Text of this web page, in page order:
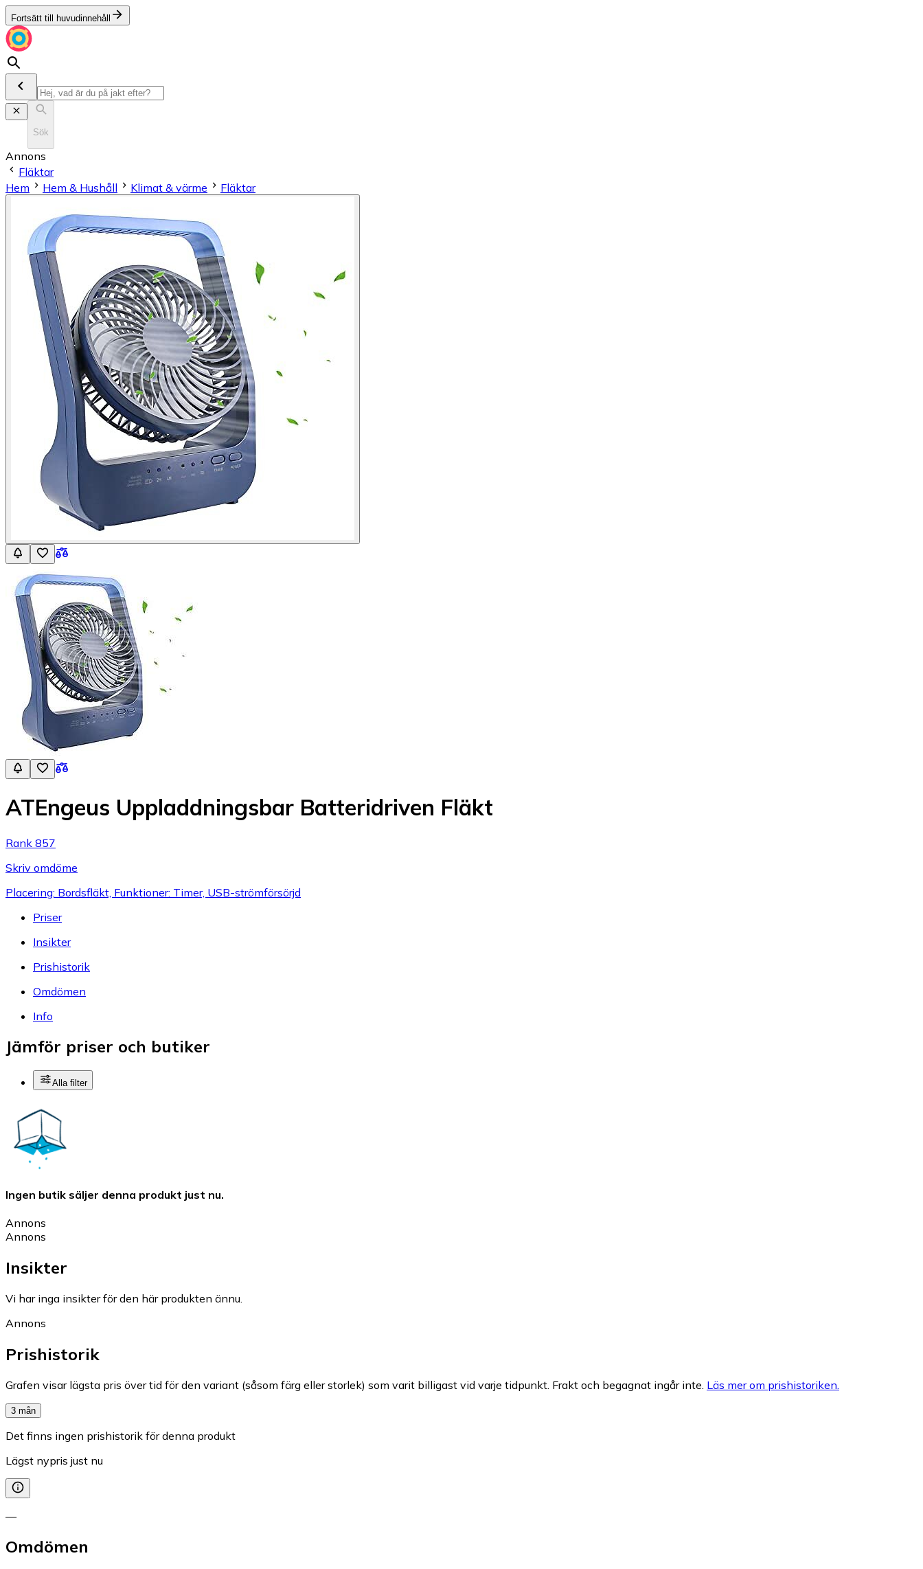
Fortsätt till huvudinnehåll
Sök
Annons
Fläktar
Hem
Hem & Hushåll Klimat & värme Fläktar
ATEngeus Uppladdningsbar Batteridriven Fläkt
Rank 857
Skriv omdöme
Placering: Bordsfläkt, Funktioner: Timer, USB-strömförsörjd
Priser
Insikter
Prishistorik
Omdömen
Info
Jämför priser och butiker
Alla filter
Ingen butik säljer denna produkt just nu.
Annons
Annons
Insikter
Vi har inga insikter för den här produkten ännu.
Annons
Prishistorik
Grafen visar lägsta pris över tid för den variant (såsom färg eller storlek) som varit billigast vid varje tidpunkt. Frakt och begagnat ingår inte. Läs mer om prishistoriken.
3 mån
Det finns ingen prishistorik för denna produkt
Lägst nypris just nu
—
Omdömen